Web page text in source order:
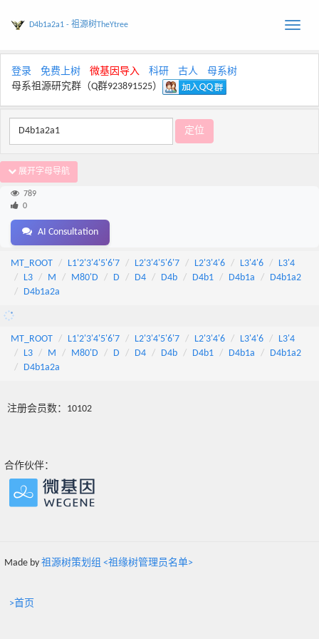
Toggle
D4b1a2a1 - 祖源树TheYtree
登录 免费上树 微基因导入 科研 古人
母系树
母系祖源研究群（Q群923891525）
展开字母导航
789
0
AI Consultation
MT_ROOT L1'2'3'4'5'6'7 L2'3'4'5'6'7 L2'3'4'6 L3'4'6
L3'4
L3
M M80'D D D4 D4b D4b1 D4b1a
D4b1a2
D4b1a2a
MT_ROOT L1'2'3'4'5'6'7 L2'3'4'5'6'7 L2'3'4'6 L3'4'6
L3'4
L3
M M80'D D D4 D4b D4b1 D4b1a
D4b1a2
D4b1a2a
注册会员数：10102
合作伙伴：
Made by 祖源树策划组 <祖缘树管理员名单>
>首页